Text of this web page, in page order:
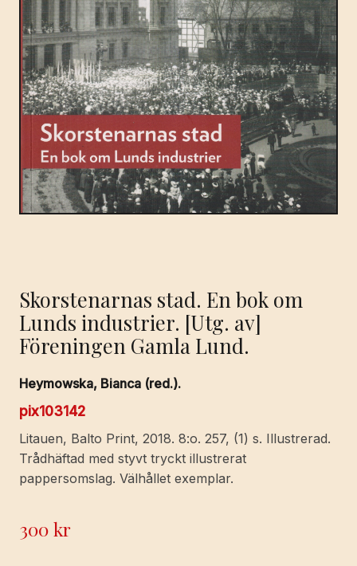
Skorstenarnas stad. En bok om
Lunds industrier. [Utg. av]
Föreningen Gamla Lund.
Heymowska, Bianca (red.).
pix103142
Litauen, Balto Print, 2018. 8:o. 257, (1) s. Illustrerad.
Trådhäftad med styvt tryckt illustrerat
pappersomslag. Välhållet exemplar.
300kr